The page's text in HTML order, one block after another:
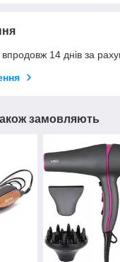
14 днів за
замовляють